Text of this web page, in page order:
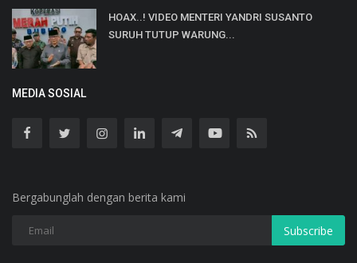
HOAX..! VIDEO MENTERI YANDRI SUSANTO
SURUH TUTUP WARUNG...
MEDIA SOSIAL
Bergabunglah dengan berita kami
Subscribe